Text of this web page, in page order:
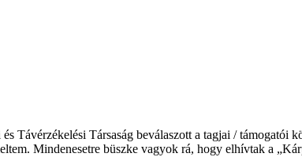
Távérzékelési Társaság beválaszott a tagjai / támogatói
Mindenesetre büszke vagyok rá, hogy elhívtak a